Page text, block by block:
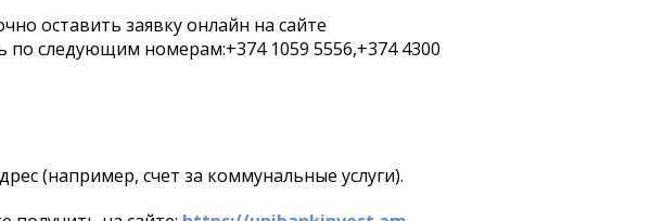
оставить заявку онлайн на сайте
по следующим номерам:+374 1059 5556,+374 4300
(например, счет за коммунальные услуги).